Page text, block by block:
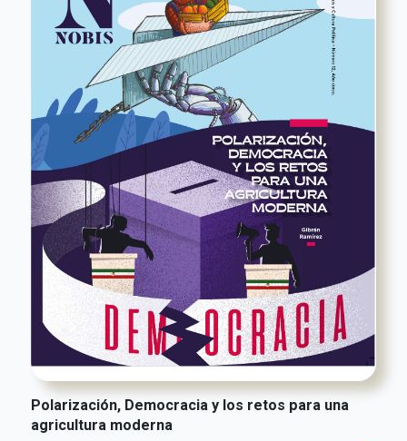
Polarización, Democracia y los retos para una
agricultura moderna